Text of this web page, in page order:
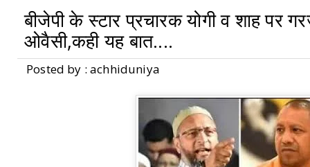
बीजेपी के स्टार प्रचारक योगी व शाह पर
ओवैसी,कही यह बात....
Posted by : achhiduniya